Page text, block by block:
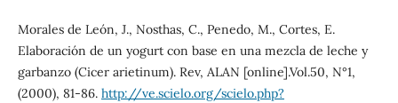
Morales de León, J., Nosthas, C., Penedo, M., Cortes, E.
Elaboración de un yogurt con base en una mezcla de leche y
garbanzo (Cicer arietinum). Rev, ALAN [online].Vol.50, N°1,
(2000), 81-86. http://ve.scielo.org/scielo.php?